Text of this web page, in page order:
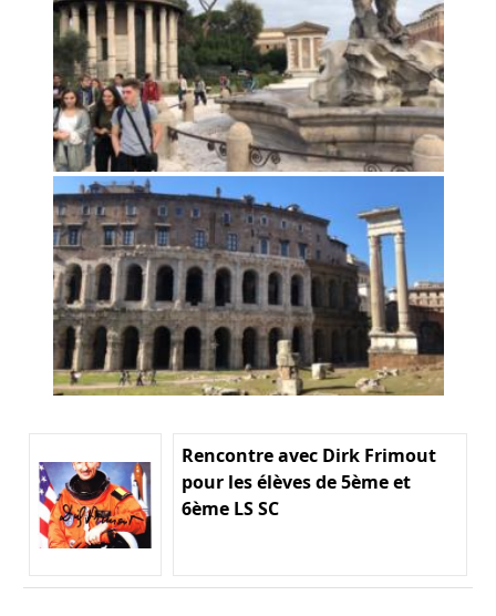
Rencontre avec Dirk Frimout
pour les élèves de 5ème et
6ème LS SC